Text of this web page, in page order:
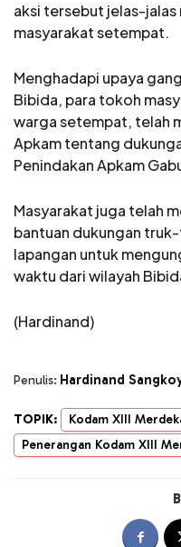
aksi tersebut jelas-
masyarakat setempat.
Menghadapi upaya
Bibida, para tokoh
warga setempat, telah
Apkam tentang
Penindakan Apkam
Masyarakat juga telah
bantuan dukungan
lapangan untuk
waktu dari wilayah
(Hardinand)
Penulis: Hardinand
TOPIK: Kodam XIII
Penerangan Kodam XIII